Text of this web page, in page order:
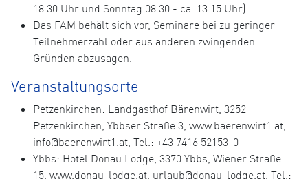
18.30 Uhr und Sonntag 08.30 - ca. 13.15 Uhr)
Das FAM behält sich vor, Seminare bei zu geringer
Teilnehmerzahl oder aus anderen zwingenden
Gründen abzusagen.
Veranstaltungsorte
Petzenkirchen: Landgasthof Bärenwirt, 3252
Petzenkirchen, Ybbser Straße 3, www.baerenwirt1.at,
info@baerenwirt1.at, Tel.: +43 7416 52153-0
Ybbs: Hotel Donau Lodge, 3370 Ybbs, Wiener Straße
15, www.donau-lodge.at, urlaub@donau-lodge.at, Tel.: